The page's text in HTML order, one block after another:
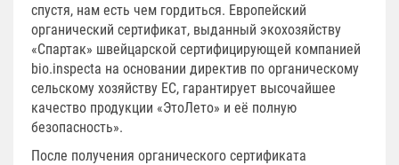
спустя, нам есть чем гордиться. Европейский
органический сертификат, выданный экохозяйству
«Спартак» швейцарской сертифицирующей компанией
bio.inspecta на основании директив по органическому
сельскому хозяйству ЕС, гарантирует высочайшее
качество продукции «ЭтоЛето» и её полную
безопасность».
После получения органического сертификата